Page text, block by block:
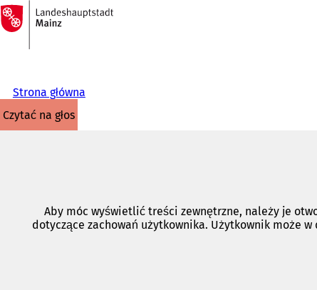
Przejdź do treści
Do
strony
głównej
Strona główna
czytać na głos
Aby móc wyświetlić treści zewnętrzne, należy je
dotyczące zachowań użytkownika. Użytkownik może